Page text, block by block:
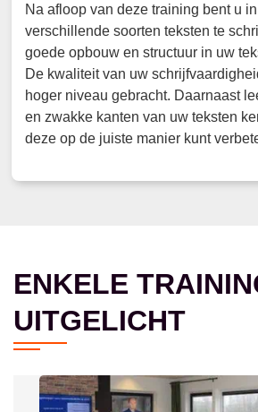
Na afloop van deze training bent u
verschillende soorten teksten te
goede opbouw en structuur in uw
De kwaliteit van uw
hoger niveau gebracht. Daarnaast
en zwakke kanten van uw teksten
deze op de juiste manier kunt
ENKELE
UITGELICHT